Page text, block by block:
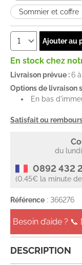
Sommier et coffre
Ajouter au
En stock chez
Livraison prévue :6
Options de livraison
En bas
Satisfait ou
du
0892 432
(0.45€ la minute
Référence : 366276
Besoin d’aide ?
DESCRIPTION